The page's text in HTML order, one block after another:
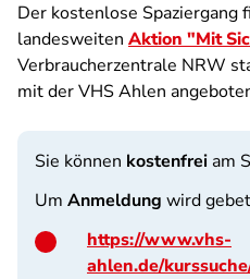
Der kostenlose Spaziergang
landesweiten Aktion "Mit
Verbraucherzentrale NRW
mit der VHS Ahlen
Sie können kostenfreiam
Um Anmeldung wird
https://www.vhs-
ahlen.de/